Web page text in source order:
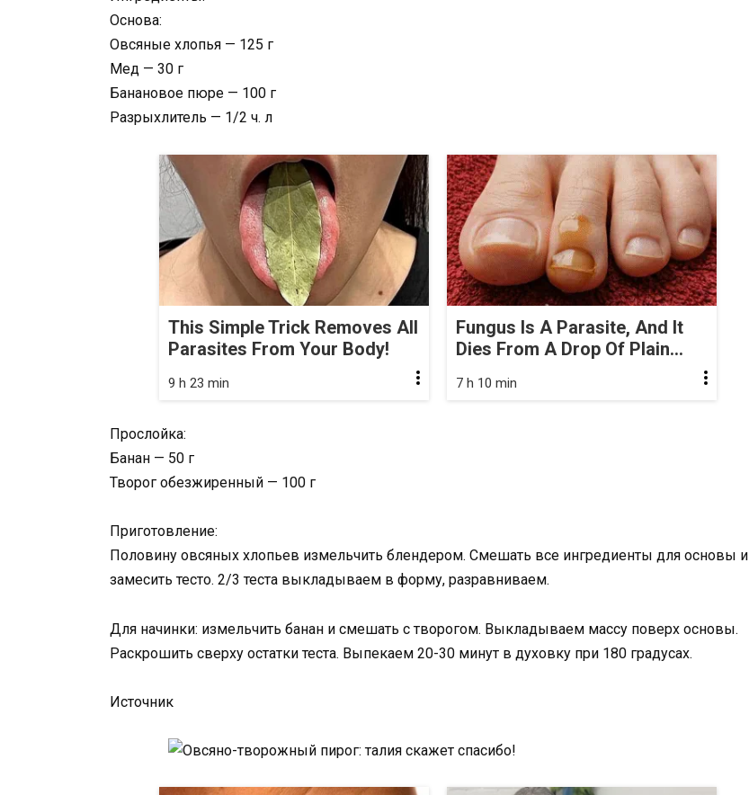
Основа:
Овсяные хлопья — 125 г
Мед — 30 г
Банановое пюре — 100 г
Разрыхлитель — 1/2 ч. л
This Simple Trick Removes All
Parasites From Your Body!
9 h 23 min
Fungus Is A Parasite, And It
Dies From A Drop Of Plain...
7 h 10 min
Прослойка:
Банан — 50 г
Творог обезжиренный — 100 г
Приготовление:
Половину овсяных хлопьев измельчить блендером. Смешать все ингредиенты для основы и
замесить тесто. 2/3 теста выкладываем в форму, разравниваем.
Для начинки: измельчить банан и смешать с творогом. Выкладываем массу поверх основы.
Раскрошить сверху остатки теста. Выпекаем 20-30 минут в духовку при 180 градусах.
Источник